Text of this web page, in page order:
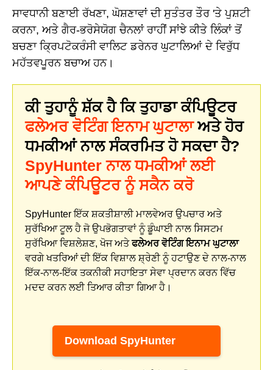
ਸਾਵਧਾਨੀ ਬਣਾਈ ਰੱਖਣਾ, ਘੋਸ਼ਣਾਵਾਂ ਦੀ ਸੁਤੰਤਰ ਤੌਰ 'ਤੇ ਪੁਸ਼ਟੀ
ਕਰਨਾ, ਅਤੇ ਗੈਰ-ਭਰੋਸੇਯੋਗ ਚੈਨਲਾਂ ਰਾਹੀਂ ਸਾਂਝੇ ਕੀਤੇ ਲਿੰਕਾਂ ਤੋਂ
ਬਚਣਾ ਕ੍ਰਿਪਟੋਕਰੰਸੀ ਵਾਲਿਟ ਡਰੇਨਰ ਘੁਟਾਲਿਆਂ ਦੇ ਵਿਰੁੱਧ
ਮਹੱਤਵਪੂਰਨ ਬਚਾਅ ਹਨ।
ਕੀ ਤੁਹਾਨੂੰ ਸ਼ੱਕ ਹੈ ਕਿ ਤੁਹਾਡਾ ਕੰਪਿਊਟਰ
ਫਲੇਅਰ ਵੋਟਿੰਗ ਇਨਾਮ ਘੁਟਾਲਾਅਤੇ ਹੋਰ
ਧਮਕੀਆਂ ਨਾਲ ਸੰਕਰਮਿਤ ਹੋ ਸਕਦਾ ਹੈ?
SpyHunter ਨਾਲ ਧਮਕੀਆਂ ਲਈ
ਆਪਣੇ ਕੰਪਿਊਟਰ ਨੂੰ ਸਕੈਨ ਕਰੋ
SpyHunter ਇੱਕ ਸ਼ਕਤੀਸ਼ਾਲੀ ਮਾਲਵੇਅਰ ਉਪਚਾਰ ਅਤੇ
ਸੁਰੱਖਿਆ ਟੂਲ ਹੈ ਜੋ ਉਪਭੋਗਤਾਵਾਂ ਨੂੰ ਡੂੰਘਾਈ ਨਾਲ ਸਿਸਟਮ
ਸੁਰੱਖਿਆ ਵਿਸ਼ਲੇਸ਼ਣ, ਖੋਜ ਅਤੇਫਲੇਅਰ ਵੋਟਿੰਗ ਇਨਾਮ ਘੁਟਾਲਾ
ਵਰਗੇ ਖਤਰਿਆਂ ਦੀ ਇੱਕ ਵਿਸ਼ਾਲ ਸ਼੍ਰੇਣੀ ਨੂੰ ਹਟਾਉਣ ਦੇ ਨਾਲ-ਨਾਲ
ਇੱਕ-ਨਾਲ-ਇੱਕ ਤਕਨੀਕੀ ਸਹਾਇਤਾ ਸੇਵਾ ਪ੍ਰਦਾਨ ਕਰਨ ਵਿੱਚ
ਮਦਦ ਕਰਨ ਲਈ ਤਿਆਰ ਕੀਤਾ ਗਿਆ ਹੈ।
Download SpyHunter